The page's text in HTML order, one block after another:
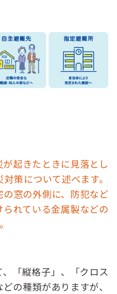
起きたときに見落とし
策について述べます。
の窓の外側に、防犯など
れている金属製などの
「縦格子」、「クロス
の種類がありますが、